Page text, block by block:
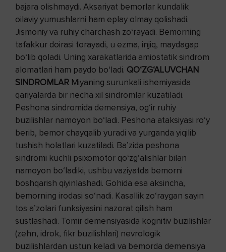
bajara olishmaydi. Aksariyat bemorlar kundalik
oilaviy yumushlarni ham eplay olmay qolishadi.
Jismoniy va ruhiy charchash zo‘rayadi. Bemorning
tafakkur doirasi torayadi, u ezma, injiq, maydagap
bo‘lib qoladi. Uning xarakatlarida amiostatik sindrom
alomatlari ham paydo bo‘ladi. QO‘ZG‘ALUVCHAN
SINDROMLAR Miyaning surunkali ishemiyasida
qariyalarda bir necha xil sindromlar kuzatiladi.
Peshona sindromida demensiya, og‘ir ruhiy
buzilishlar namoyon bo‘ladi. Peshona ataksiyasi ro‘y
berib, bemor chayqalib yuradi va yurganda yiqilib
tushish holatlari kuzatiladi. Ba’zida peshona
sindromi kuchli psixomotor qo‘zg‘alishlar bilan
namoyon bo‘ladiki, ushbu vaziyatda bemorni
boshqarish qiyinlashadi. Gohida esa aksincha,
bemorning irodasi so‘nadi. Kasallik zo‘raygan sayin
tos a’zolari funksiyasini nazorat qilish ham
sustlashadi. Tomir demensiyasida kognitiv buzilishlar
(zehn, idrok, fikr buzilishlari) nevrologik
buzilishlardan ustun keladi va bemorda demensiya